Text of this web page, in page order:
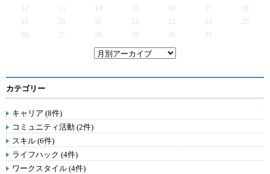
12
13 14 15 16 17
19
20 21 22 23 24
25
26
27 28 29 30 31
カテゴリー
キャリア (8件)
コミュニティ活動 (2件)
スキル (6件)
ライフハック (4件)
ワークスタイル (4件)